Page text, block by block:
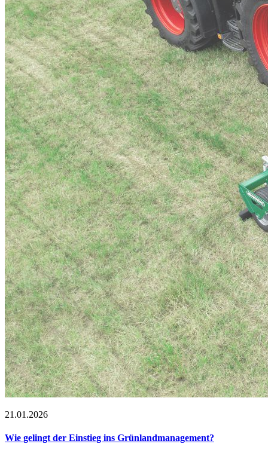
21.01.2026
Wie gelingt der Einstieg ins Grünlandmanagement?